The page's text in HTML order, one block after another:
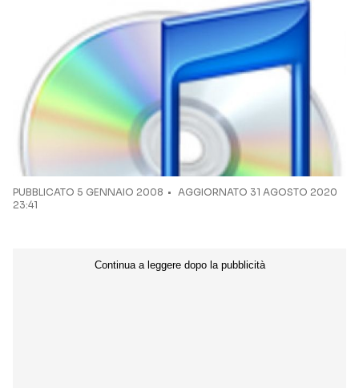
PUBBLICATO 5 GENNAIO 2008
AGGIORNATO 31 AGOSTO 2020
23:41